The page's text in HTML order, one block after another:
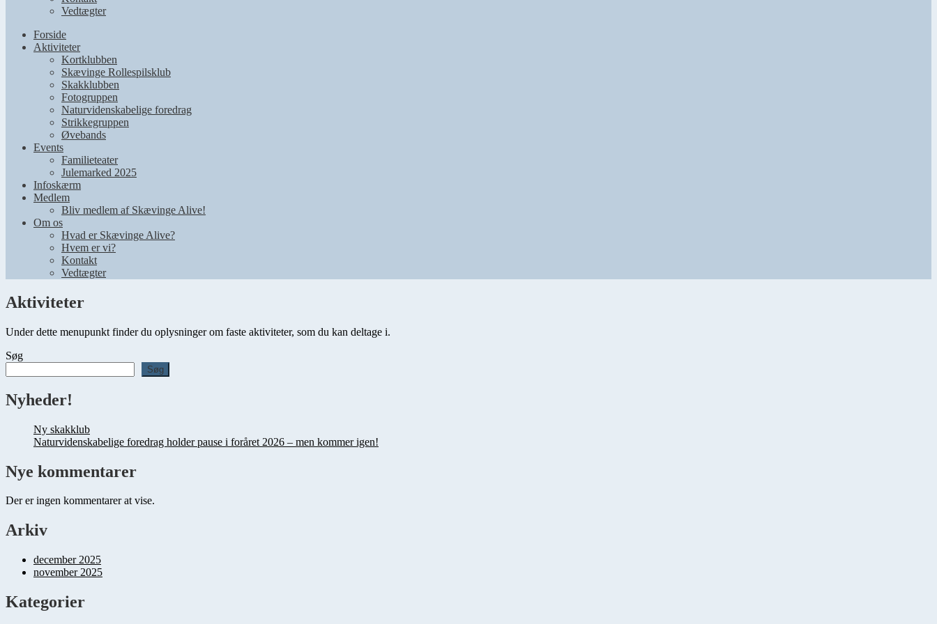
Vedtægter
Forside
Aktiviteter
Kortklubben
Skævinge Rollespilsklub
Skakklubben
Fotogruppen
Naturvidenskabelige foredrag
Strikkegruppen
Øvebands
Events
Familieteater
Julemarked 2025
Infoskærm
Medlem
Bliv medlem af Skævinge Alive!
Om os
Hvad er Skævinge Alive?
Hvem er vi?
Kontakt
Vedtægter
Aktiviteter
Under dette menupunkt finder du oplysninger om faste aktiviteter, som du kan deltage i.
Søg
Søg
Nyheder!
Ny skakklub
Naturvidenskabelige foredrag holder pause i foråret 2026 – men kommer igen!
Nye kommentarer
Der er ingen kommentarer at vise.
Arkiv
december 2025
november 2025
Kategorier